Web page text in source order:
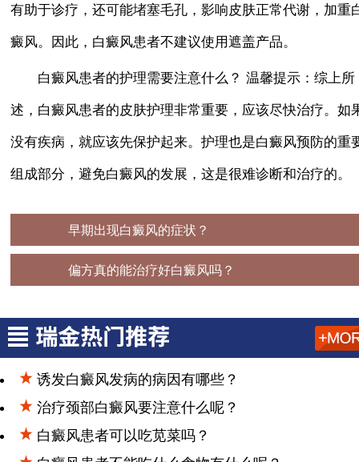
有助于诊疗，还可能堵塞毛孔，影响皮肤正常代谢，加重
癜风。因此，白癜风患者不建议使用遮盖产品。
白癜风患者的护理需要注意什么？ 温馨提示：综上所
述，白癜风患者的皮肤护理非常重要，应该尽快治疗。如
没有疾病，就应该先保护起来。护理也是白癜风预防的重
组成部分，避免白癜风的发展，这是很难诊断和治疗的。
早期出现白癜风的症状？
偏方真的能治疗好白癜风吗？
诱发白癜风发病的病因有哪些？
治疗颈部白癜风要注意什么呢？
白癜风患者可以吃苋菜吗？